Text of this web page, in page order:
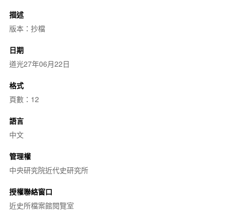
描述
版本：抄檔
日期
道光27年06月22日
格式
頁數：12
語言
中文
管理權
中央研究院近代史研究所
授權聯絡窗口
近史所檔案館閱覽室